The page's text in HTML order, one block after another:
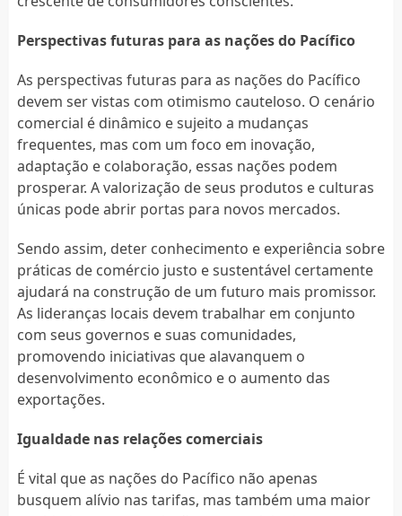
Perspectivas futuras para as nações do Pacífico
As perspectivas futuras para as nações do Pacífico
devem ser vistas com otimismo cauteloso. O cenário
comercial é dinâmico e sujeito a mudanças
frequentes, mas com um foco em inovação,
adaptação e colaboração, essas nações podem
prosperar. A valorização de seus produtos e culturas
únicas pode abrir portas para novos mercados.
Sendo assim, deter conhecimento e experiência sobre
práticas de comércio justo e sustentável certamente
ajudará na construção de um futuro mais promissor.
As lideranças locais devem trabalhar em conjunto
com seus governos e suas comunidades,
promovendo iniciativas que alavanquem o
desenvolvimento econômico e o aumento das
exportações.
Igualdade nas relações comerciais
É vital que as nações do Pacífico não apenas
busquem alívio nas tarifas, mas também uma maior